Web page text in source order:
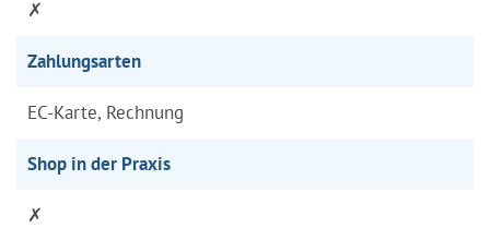
✗
Zahlungsarten
EC-Karte, Rechnung
Shop in der Praxis
✗